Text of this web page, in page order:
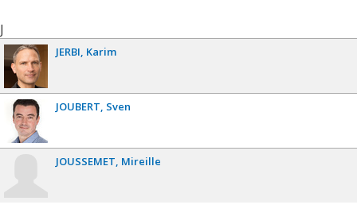
J
JERBI Karim
JOUBERT Sven
JOUSSEMET Mireille